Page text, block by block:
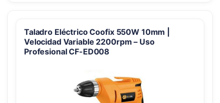
Taladro Eléctrico Coofix 550W 10mm |
Velocidad Variable 2200rpm – Uso
Profesional CF-ED008